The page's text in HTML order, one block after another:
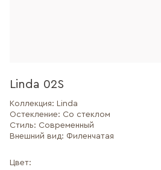
Linda 02S
Коллекция: Linda
Остекление: Со стеклом
Стиль: Современный
Внешний вид: Филенчатая
Цвет: